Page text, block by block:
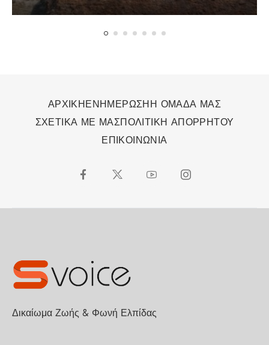
ΑΡΧΙΚΗΕΝΗΜΕΡΩΣΗΗ ΟΜΑΔΑ ΜΑΣ
ΣΧΕΤΙΚΑ ΜΕ ΜΑΣΠΟΛΙΤΙΚΗ ΑΠΟΡΡΗΤΟΥ
ΕΠΙΚΟΙΝΩΝΙΑ
Δικαίωμα Ζωής & Φωνή Ελπίδας